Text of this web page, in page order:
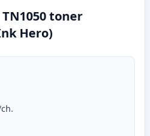
toner
Hero)